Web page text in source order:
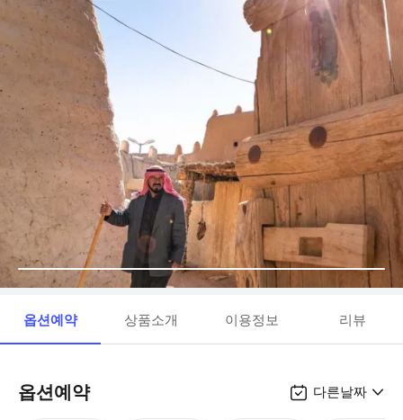
옵션예약 상품소개 이용정보 리뷰
옵션예약 다른날짜